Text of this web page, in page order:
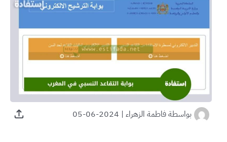
بواسطةفاطمة الزهراء |
2024-06-05